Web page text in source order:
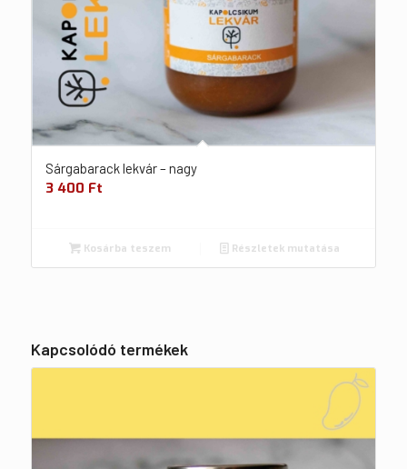
Sárgabarack lekvár – nagy
3 400 Ft
Kosárba teszem Részletek mutatása
Kapcsolódó termékek